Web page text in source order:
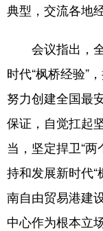
典型，交流各地
会议指出，全
时代“枫桥经验”
努力创建全国最
保证，自觉扛起
当，坚定捍卫“两
持和发展新时代
南自由贸易港建
中心作为根本立